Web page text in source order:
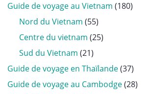
Guide de voyage au Vietnam (180)
Nord du Vietnam (55)
Centre du vietnam (25)
Sud du Vietnam (21)
Guide de voyage en Thaïlande(37)
Guide de voyage au Cambodge(28)